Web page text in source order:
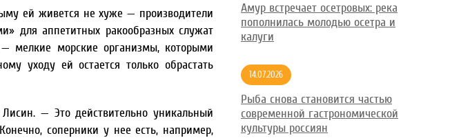
ей живется не хуже — производители
для аппетитных ракообразных служат
мелкие морские организмы, которыми
уходу ей остается только обрастать
— Это действительно уникальный
соперники у нее есть, например,
Амур встречает осетровых: река
пополнилась молодью осетра и
калуги
14.07.2026
Рыба снова становится частью
современной гастрономической
культуры россиян